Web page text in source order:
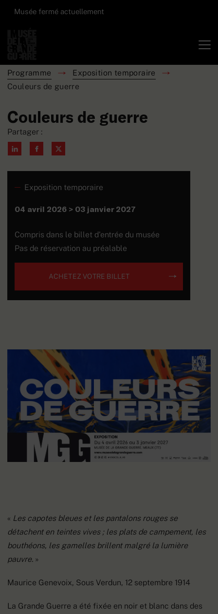
Musée fermé actuellement
Partager :
Exposition temporaire
04 avril 2026 > 03 janvier 2027
Compris dans le billet d'entrée du musée
Pas de réservation au préalable
ACHETEZ VOTRE BILLET
Programme
Exposition temporaire
Couleurs de guerre
Couleurs de guerre
« Les capotes bleues et les pantalons rouges se
détachent en teintes vives ; les plats de campement, les
bouthéons, les gamelles brillent malgré la lumière
pauvre. »
Maurice Genevoix, Sous Verdun, 12 septembre 1914
La Grande Guerre a été fixée en noir et blanc dans des